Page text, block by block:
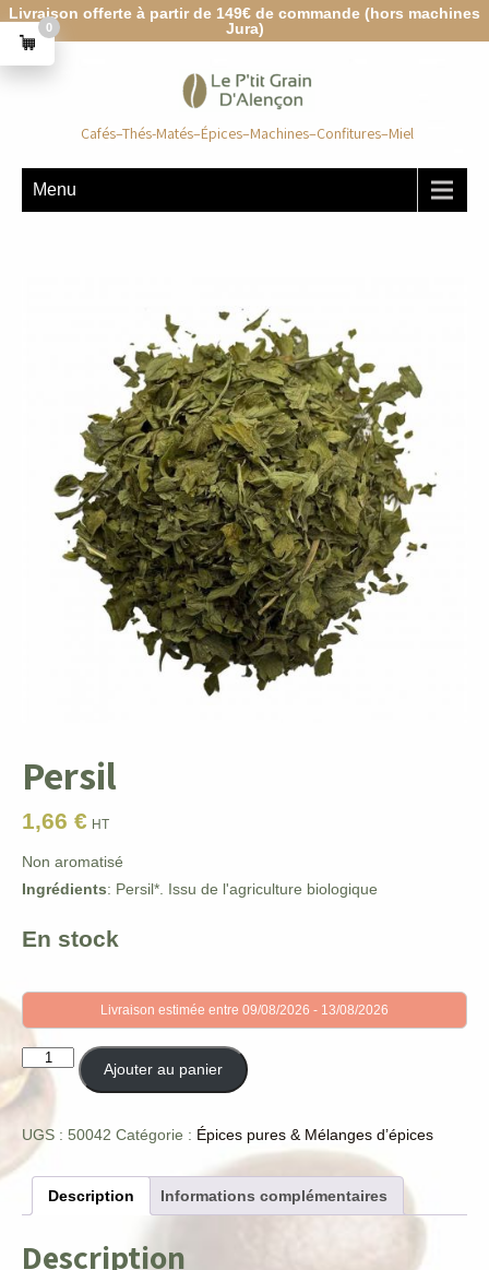
Livraison offerte à partir de 149€ de commande (hors machines
Jura)
Cafés–Thés-Matés–Épices–Machines–Confitures–Miel
Menu
Persil
1,66 € HT
Non aromatisé
Ingrédients: Persil*. Issu de l'agriculture biologique
En stock
Livraison estimée entre 09/08/2026 - 13/08/2026
quantité
de
Persil
Ajouter au panier
UGS : 50042 Catégorie : Épices pures & Mélanges d’épices
Description Informations complémentaires
Description
0